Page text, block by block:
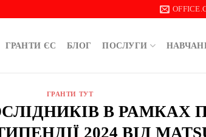
ГРАНТИ ЄС БЛОГ ПОСЛУГИ
ГРАНТИ ТУТ
В РАМКАХ
2024 ВІД